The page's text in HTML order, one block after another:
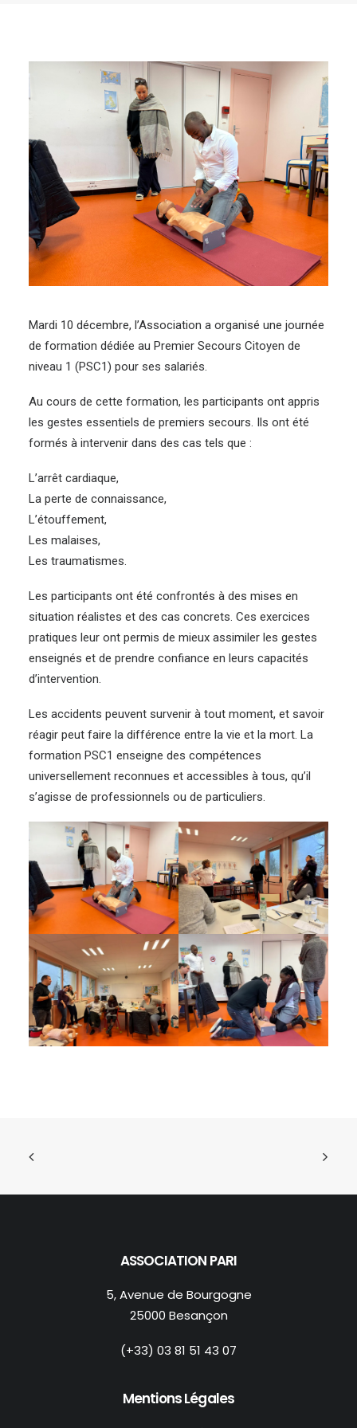
Mardi 10 décembre, l’Association a organisé une journée
de formation dédiée au Premier Secours Citoyen de
niveau 1 (PSC1) pour ses salariés.
Au cours de cette formation, les participants ont appris
les gestes essentiels de premiers secours. Ils ont été
formés à intervenir dans des cas tels que :
L’arrêt cardiaque,
La perte de connaissance,
L’étouffement,
Les malaises,
Les traumatismes.
Les participants ont été confrontés à des mises en
situation réalistes et des cas concrets. Ces exercices
pratiques leur ont permis de mieux assimiler les gestes
enseignés et de prendre confiance en leurs capacités
d’intervention.
Les accidents peuvent survenir à tout moment, et savoir
réagir peut faire la différence entre la vie et la mort. La
formation PSC1 enseigne des compétences
universellement reconnues et accessibles à tous, qu’il
s’agisse de professionnels ou de particuliers.
ASSOCIATION PARI
5, Avenue de Bourgogne
25000 Besançon
(+33) 03 81 51 43 07
Mentions Légales